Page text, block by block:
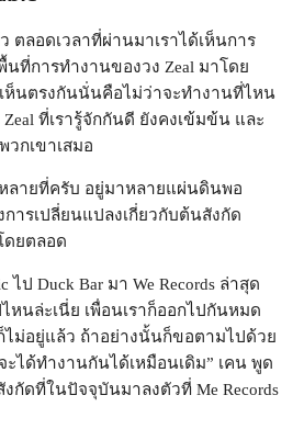
ตลอดเวลาที่ผ่านมาเราได้เห็นการ
ที่การทำงานของวง Zeal มาโดย
ห็นตรงกันนั่นคือไม่ว่าจะทำงานที่ไหน
ที่เรารู้จักกันดี ยังคงเข้มข้น และ
กเขาเสมอ
ลายที่ครับ อยู่มาหลายแผ่นดินพอ
การเปลี่ยนแปลงเกี่ยวกับต้นสังกัด
ดยตลอด
ไป Duck Bar มา We Records ล่าสุด
หนล่ะเนี่ย เพื่อนเราก็ออกไปกันหมด
ม่อยู่แล้ว ถ้าอย่างนั้นก็ขอตามไปด้วย
ะได้ทำงานกันได้เหมือนเดิม” เคน พูด
กัดที่ในปัจจุบันมาลงตัวที่ Me Records